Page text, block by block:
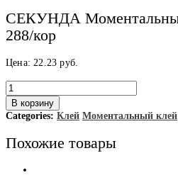
СЕКУНДА
288/кор
Цена: 22.23 руб.
Количество
товара
СЕКУНДА
Моментальный
3гр
В корзину
Categories: Клей Моментальный клей
Похожие товары